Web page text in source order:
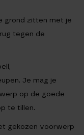
grond zitten met je
tegen de
Je mag je
op de goede
te tillen.
gekozen voorwerp